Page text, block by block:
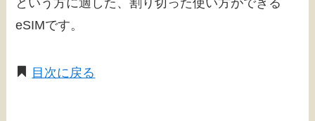
という方に適した、割り切った使い方ができる
eSIMです。
目次に戻る